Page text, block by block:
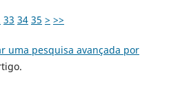
33 34 35 > >>
uma pesquisa avançada por